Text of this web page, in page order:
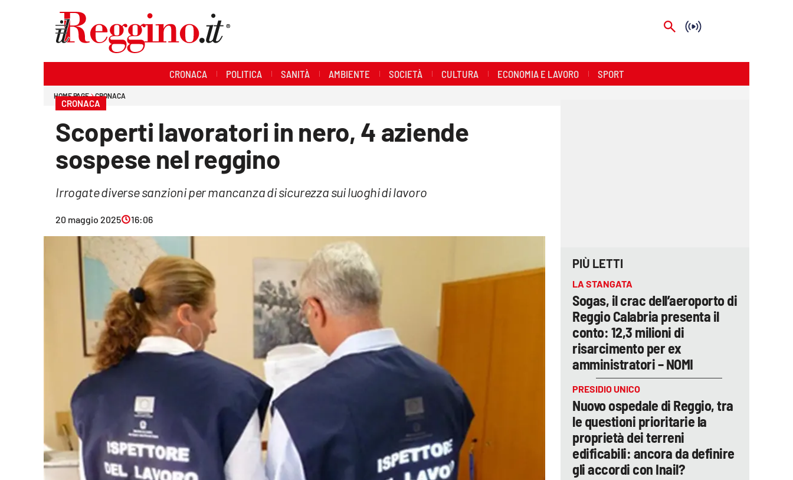
CRONACA POLITICA SANITÀ AMBIENTE SOCIETÀ CULTURA ECONOMIA E LAVORO SPORT
HOME PAGE CRONACA
CRONACA
Scoperti lavoratori in nero, 4 aziende
sospese nel reggino
Irrogate diverse sanzioni per mancanza di sicurezza sui luoghi di lavoro
20 maggio 2025 16:06
PIÙ LETTI
LA STANGATA
Sogas, il crac dell’aeroporto di
Reggio Calabria presenta il
conto: 12,3 milioni di
risarcimento per ex
amministratori – NOMI
PRESIDIO UNICO
Nuovo ospedale di Reggio, tra
le questioni prioritarie la
proprietà dei terreni
edificabili: ancora da definire
gli accordi con Inail?